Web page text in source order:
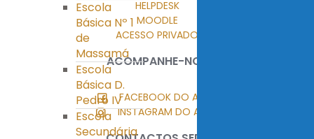
Escola
Básica Nº 1
de
Massamá
Escola
Básica D.
Pedro IV
Escola
Secundária
HELPDESK
MOODLE
ACESSO PRIVADO
ACOMPANHE-NOS
FACEBOOK DO AEMT
INSTAGRAM DO AEMT